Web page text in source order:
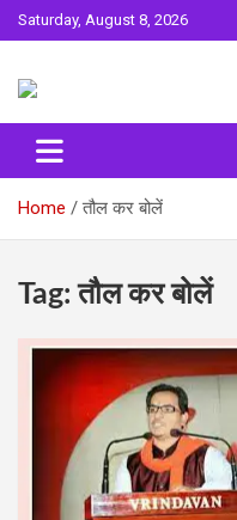
Skip
to
Saturday, August 8, 2026
Surta
Home तौल कर बोलें
Tag:तौल कर बोलें